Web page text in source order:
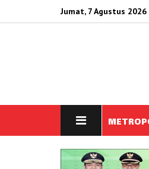
Jumat, 7 Agustus 2026